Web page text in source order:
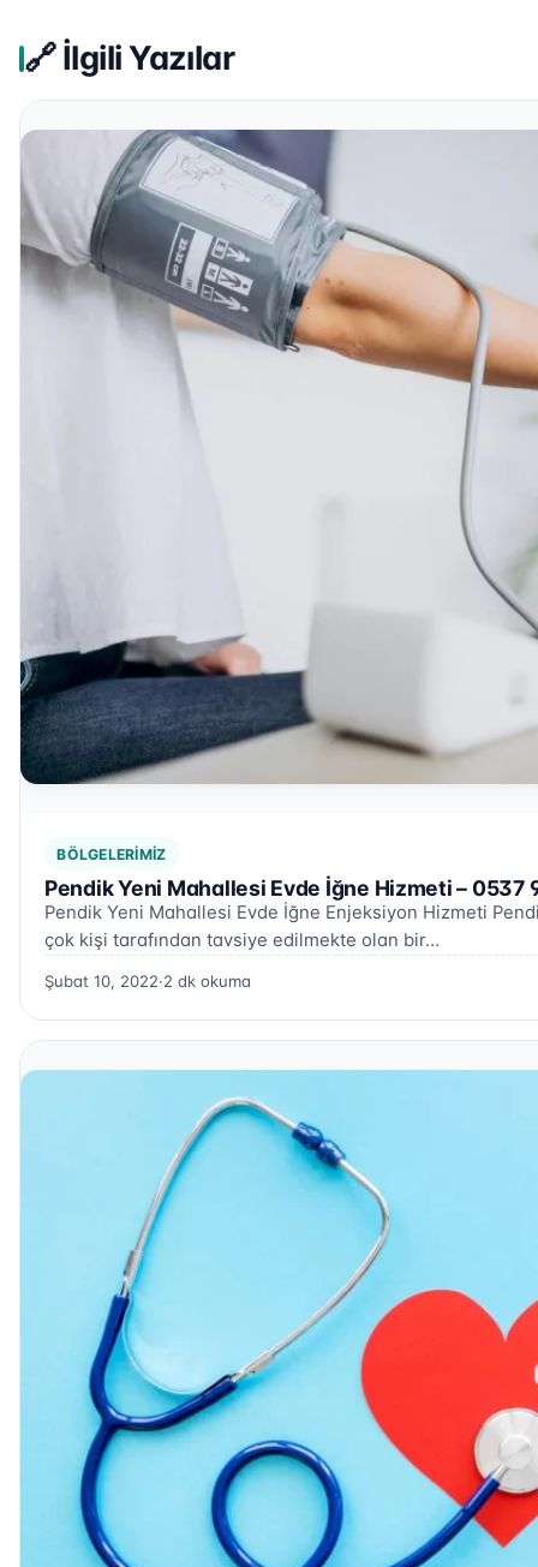
🔗 İlgili Yazılar
BÖLGELERIMIZ
Pendik Yeni Mahallesi Evde İğne Hizmeti – 0537
Pendik Yeni Mahallesi Evde İğne Enjeksiyon Hizmeti
çok kişi tarafından tavsiye edilmekte olan bir…
Şubat 10, 2022·2 dk okuma